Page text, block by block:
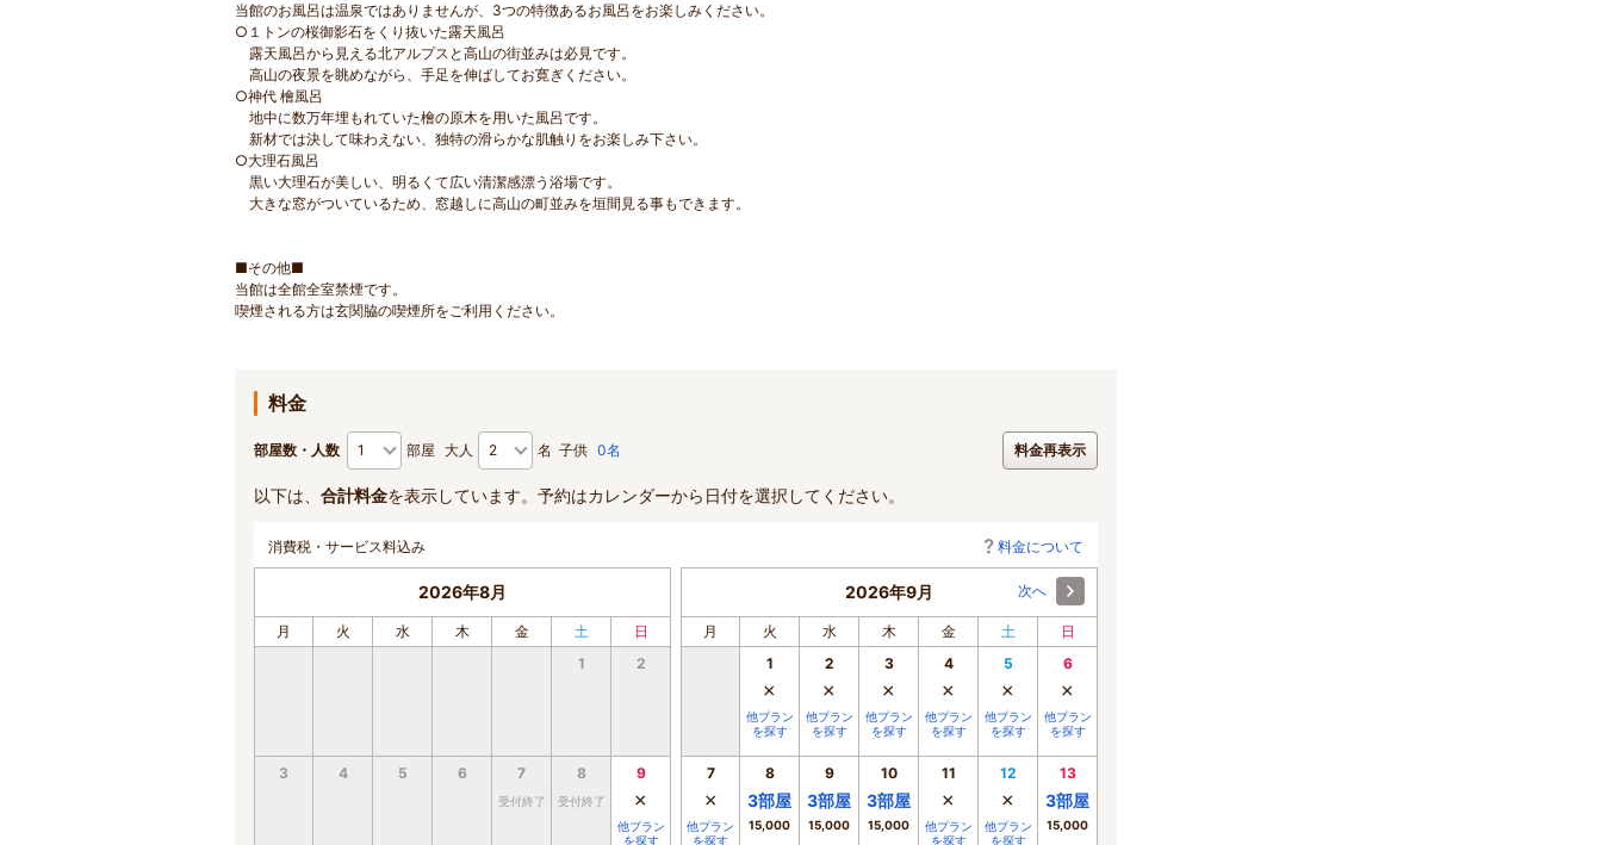
当館のお風呂は温泉ではありませんが、3つの特徴あるお風呂をお楽しみください。
○１トンの桜御影石をくり抜いた露天風呂
露天風呂から見える北アルプスと高山の街並みは必見です。
高山の夜景を眺めながら、手足を伸ばしてお寛ぎください。
○神代 檜風呂
地中に数万年埋もれていた檜の原木を用いた風呂です。
新材では決して味わえない、独特の滑らかな肌触りをお楽しみ下さい。
○大理石風呂
黒い大理石が美しい、明るくて広い清潔感漂う浴場です。
大きな窓がついているため、窓越しに高山の町並みを垣間見る事もできます。
■その他■
当館は全館全室禁煙です。
喫煙される方は玄関脇の喫煙所をご利用ください。
料金
部屋数・人数 部屋 大人 名 子供 0名 料金再表示
以下は、 合計料金を表示しています。予約はカレンダーから日付を選択してください。
消費税・サービス料込み 料金について
2026年8月
月 火 水 木 金 土
日
1
2
3 4 5 6 7
受付終了
8
受付終了
9
×
他プラン
を探す
2026年9月 次へ
月 火 水 木 金 土
日
1
×
他プラン
を探す
2
×
他プラン
を探す
3
×
他プラン
を探す
4
×
他プラン
を探す
5
×
他プラン
を探す
6
×
他プラン
を探す
7
×
他プラン
を探す
8
3部屋
15,000
9
3部屋
15,000
10
3部屋
15,000
11
×
他プラン
を探す
12
×
他プラン
を探す
13
3部屋
15,000